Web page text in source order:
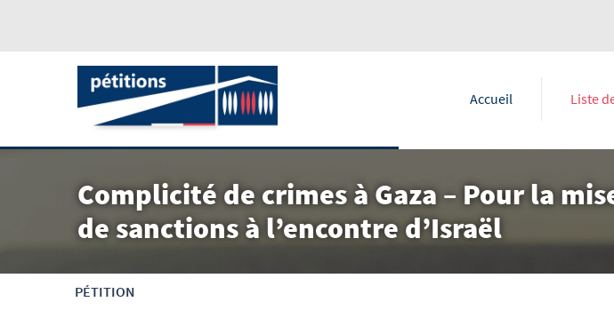
Accueil Liste
Complicité de crimes à Gaza – Pour la
de sanctions à l’encontre d’Israël
PÉTITION